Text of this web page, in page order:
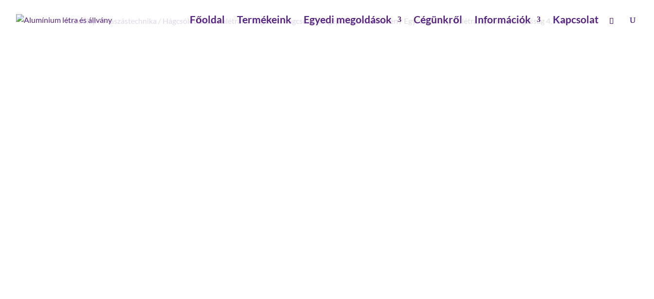
Főoldal Termékeink Egyedi megoldások Cégünkről Információk Kapcsolat
Kezdőlap/Mászástechnika / Hágcsólétrák, aknalétrák/Rögzített hágcsólétrák gépi berendezéseken/ Egyrészes hágcsólétra, építménymagasság 4,76 m